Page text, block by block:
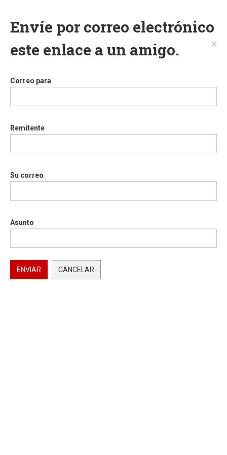
Envíe por correo electrónico
este enlace a un amigo.
×
Correo para
Remitente
Su correo
Asunto
ENVIAR CANCELAR